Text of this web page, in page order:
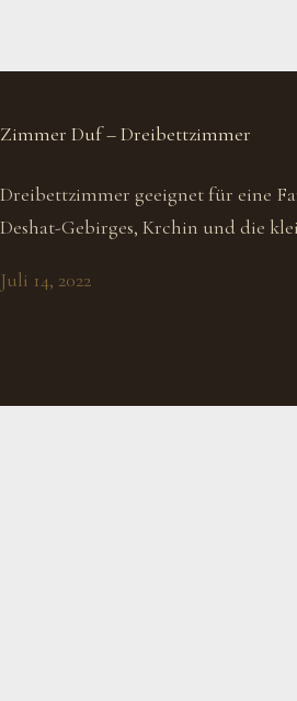
Zimmer Duf – Dreibettzimmer
Dreibettzimmer geeignet für eine
Deshat-Gebirges, Krchin und die
Juli 14, 2022